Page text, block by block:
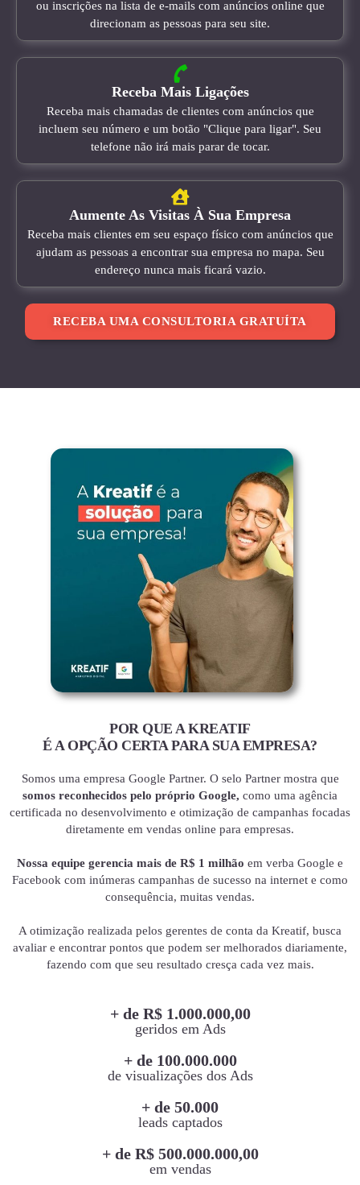
ou inscrições na lista de e-mails com anúncios online que
direcionam as pessoas para seu site.
Receba Mais Ligações
Receba mais chamadas de clientes com anúncios que
incluem seu número e um botão "Clique para ligar". Seu
telefone não irá mais parar de tocar.
Aumente As Visitas À Sua Empresa
Receba mais clientes em seu espaço físico com anúncios que
ajudam as pessoas a encontrar sua empresa no mapa. Seu
endereço nunca mais ficará vazio.
RECEBA UMA CONSULTORIA GRATUÍTA
POR QUE A KREATIF
É A OPÇÃO CERTA PARA SUA EMPRESA?
Somos uma empresa Google Partner. O selo Partner mostra que
somos reconhecidos pelo próprio Google, como uma agência
certificada no desenvolvimento e otimização de campanhas focadas
diretamente em vendas online para empresas.
Nossa equipe gerencia mais de R$ 1 milhão em verba Google e
Facebook com inúmeras campanhas de sucesso na internet e como
consequência, muitas vendas.
A otimização realizada pelos gerentes de conta da Kreatif, busca
avaliar e encontrar pontos que podem ser melhorados diariamente,
fazendo com que seu resultado cresça cada vez mais.
+ de R$ 1.000.000,00
geridos em Ads
+ de 100.000.000
de visualizações dos Ads
+ de 50.000
leads captados
+ de R$ 500.000.000,00
em vendas